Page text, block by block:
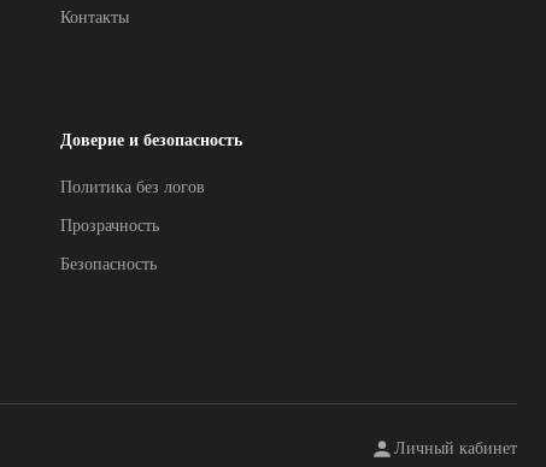
Контакты
Доверие и безопасность
Политика без логов
Прозрачность
Безопасность
Личный кабинет